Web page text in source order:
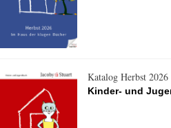
Katalog Herbst 2026
Kinder- und